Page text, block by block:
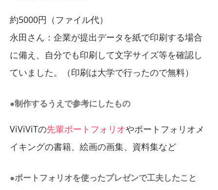
約5000円（ファイル代）
永田さん：企業が提出データを紙で印刷する場合
に備え、自分でも印刷して文字サイズ等を確認し
ていました。（印刷は大学で行ったので無料）
●制作するうえで参考にしたもの
ViViViTの先輩ポートフォリオやポートフォリオメ
イキングの書籍、絵画の画集、資料集など
●ポートフォリオを使ったプレゼンで工夫したこと